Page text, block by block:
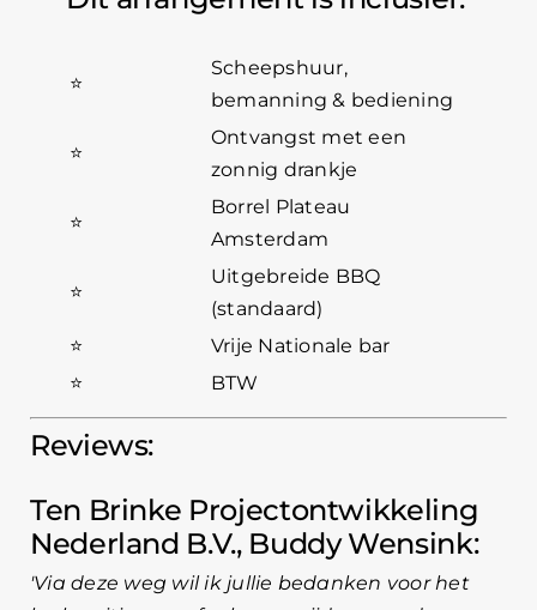
⭐
Scheepshuur,
bemanning & bediening
⭐
Ontvangst met een
zonnig drankje
⭐
Borrel Plateau
Amsterdam
⭐
Uitgebreide BBQ
(standaard)
⭐
Vrije Nationale bar
⭐
BTW
Reviews:
Ten Brinke Projectontwikkeling
Nederland B.V., Buddy Wensink
Via deze weg wil ik jullie bedanken voor het